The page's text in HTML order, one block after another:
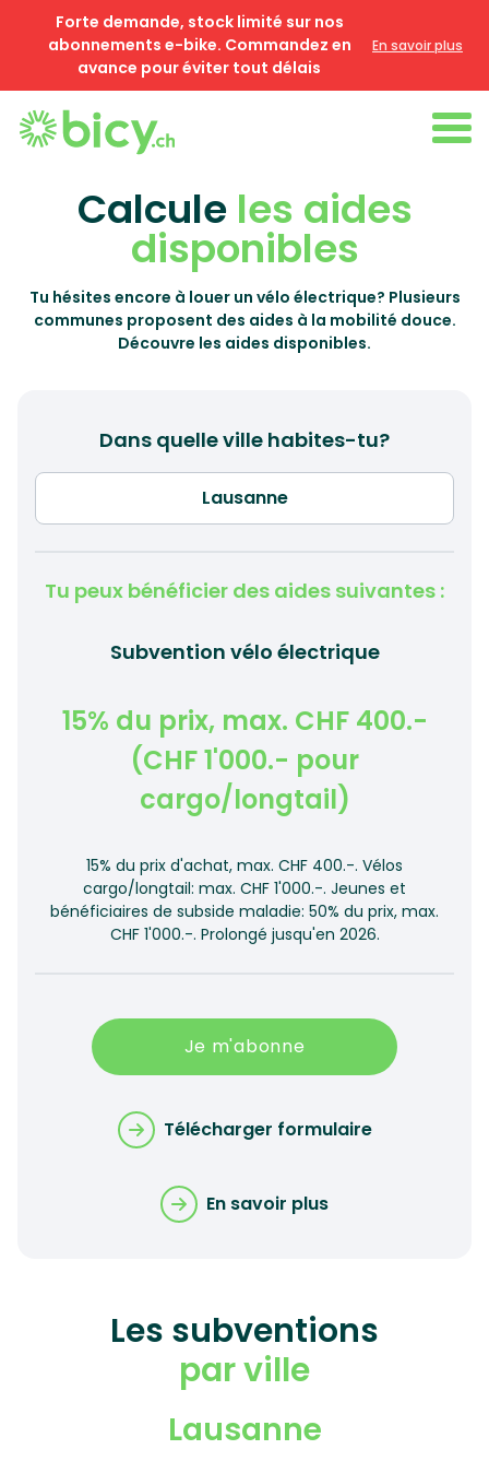
Forte demande, stock limité sur nos
abonnements e-bike. Commandez en
avance pour éviter tout délais
En savoir plus
Calcule les aides
disponibles
Tu hésites encore à louer un vélo électrique? Plusieurs
communes proposent des aides à la mobilité douce.
Découvre les aides disponibles.
Dans quelle ville habites-tu?
Tu peux bénéficier des aides suivantes :
Subvention vélo électrique
15% du prix, max. CHF 400.-
(CHF 1'000.- pour
cargo/longtail)
15% du prix d'achat, max. CHF 400.-. Vélos
cargo/longtail: max. CHF 1'000.-. Jeunes et
bénéficiaires de subside maladie: 50% du prix, max.
CHF 1'000.-. Prolongé jusqu'en 2026.
Je m'abonne
Télécharger formulaire
En savoir plus
Les subventions
par ville
Lausanne